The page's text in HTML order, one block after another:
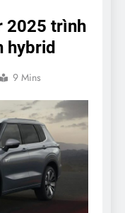
2025 trình
hybrid
9 Mins